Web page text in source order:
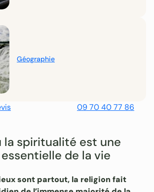
la spiritualité est une
de la vie
sont partout, la religion fait
Géographie
09 70 40 77 86